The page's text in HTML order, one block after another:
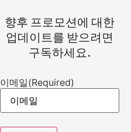
향후 프로모션에 대한
업데이트를 받으려면
구독하세요.
이메일(Required)